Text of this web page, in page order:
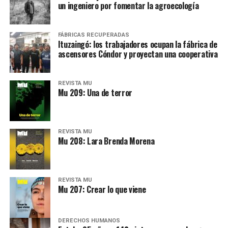
Varones
Hay varios hombres presentes: padres con sus hijas,
grupos de amigos, novios. «Con los pares que no tienen
sensibilidad al tema, la conversación se vuelve muy
estratégica, hay que evitar el choque frontal. Mi método
es a través del interrogante, que puedan encarnar la
pregunta», comparte Gonzalo, de 41 años.
un ingeniero por fomentar la agroecología
FÁBRICAS RECUPERADAS
Ituzaingó: los trabajadores ocupan la fábrica de
ascensores Cóndor y proyectan una cooperativa
REVISTA MU
Mu 209: Una de terror
REVISTA MU
Mu 208: Lara Brenda Morena
REVISTA MU
Mu 207: Crear lo que viene
DERECHOS HUMANOS